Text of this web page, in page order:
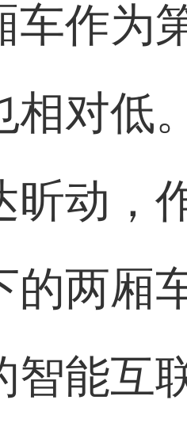
车作为
相对低
昕动，
的两厢
智能互